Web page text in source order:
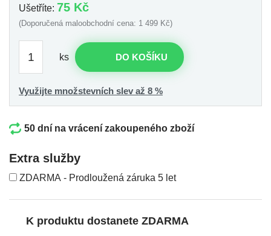
Ušetříte: 75 Kč
(Doporučená maloobchodní cena: 1 499 Kč)
ks DO KOŠÍKU
Využijte množstevních slev až 8 %
50 dní na vrácení zakoupeného zboží
Extra služby
ZDARMA - Prodloužená záruka 5 let
K produktu dostanete ZDARMA